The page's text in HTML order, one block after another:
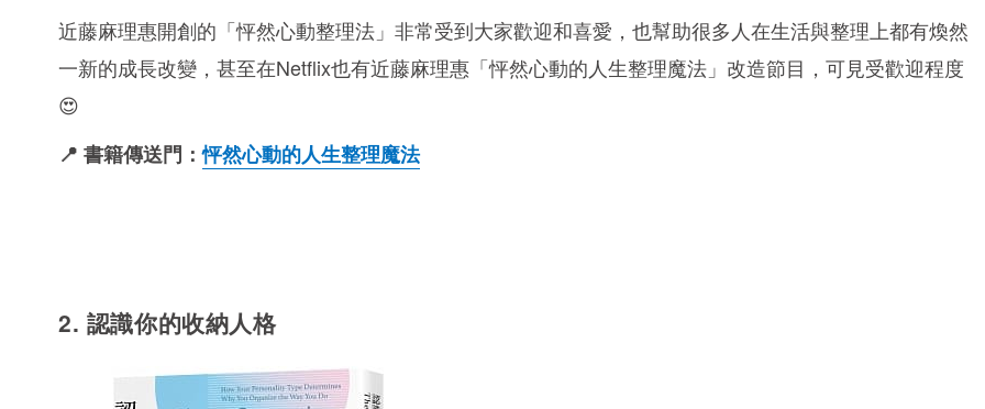
近藤麻理惠開創的「怦然心動整理法」非常受到大家歡迎和喜愛，也幫助很多人在生活與整理上都有煥然
一新的成長改變，甚至在Netflix也有近藤麻理惠「怦然心動的人生整理魔法」改造節目，可見受歡迎程度
😍
📍 書籍傳送門：怦然心動的人生整理魔法
2. 認識你的收納人格